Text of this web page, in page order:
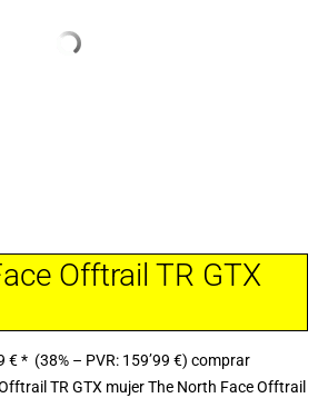
Offtrail TR GTX
€ * (38% – PVR: 159’99 €) comprar
TR GTX mujer The North Face Offtrail